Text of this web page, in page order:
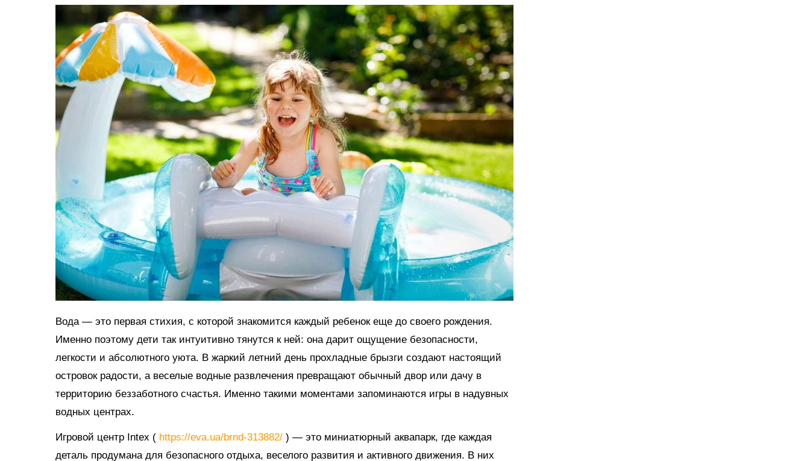
Вода — это первая стихия, с которой знакомится каждый ребенок еще до своего рождения.
Именно поэтому дети так интуитивно тянутся к ней: она дарит ощущение безопасности,
легкости и абсолютного уюта. В жаркий летний день прохладные брызги создают настоящий
островок радости, а веселые водные развлечения превращают обычный двор или дачу в
территорию беззаботного счастья. Именно такими моментами запоминаются игры в надувных
водных центрах.
Игровой центр Intex ( https://eva.ua/brnd-313882/ ) — это миниатюрный аквапарк, где каждая
деталь продумана для безопасного отдыха, веселого развития и активного движения. В них